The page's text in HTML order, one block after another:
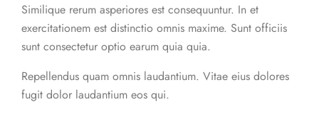
Similique rerum asperiores est consequuntur. In et
exercitationem est distinctio omnis maxime. Sunt officiis
sunt consectetur optio earum quia quia.
Repellendus quam omnis laudantium. Vitae eius dolores
fugit dolor laudantium eos qui.